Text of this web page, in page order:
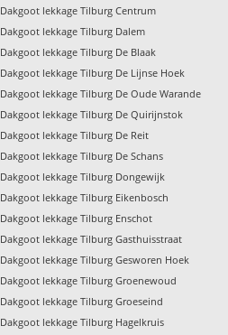
Dakgoot lekkage Tilburg Centrum
Dakgoot lekkage Tilburg Dalem
Dakgoot lekkage Tilburg De Blaak
Dakgoot lekkage Tilburg De Lijnse Hoek
Dakgoot lekkage Tilburg De Oude Warande
Dakgoot lekkage Tilburg De Quirijnstok
Dakgoot lekkage Tilburg De Reit
Dakgoot lekkage Tilburg De Schans
Dakgoot lekkage Tilburg Dongewijk
Dakgoot lekkage Tilburg Eikenbosch
Dakgoot lekkage Tilburg Enschot
Dakgoot lekkage Tilburg Gasthuisstraat
Dakgoot lekkage Tilburg Gesworen Hoek
Dakgoot lekkage Tilburg Groenewoud
Dakgoot lekkage Tilburg Groeseind
Dakgoot lekkage Tilburg Hagelkruis